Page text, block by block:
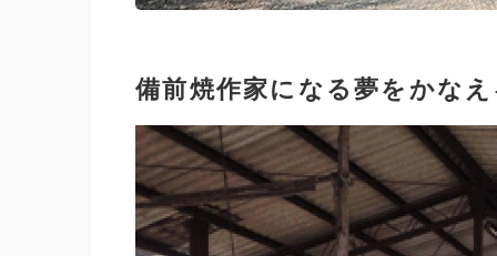
備前焼作家になる夢をかな